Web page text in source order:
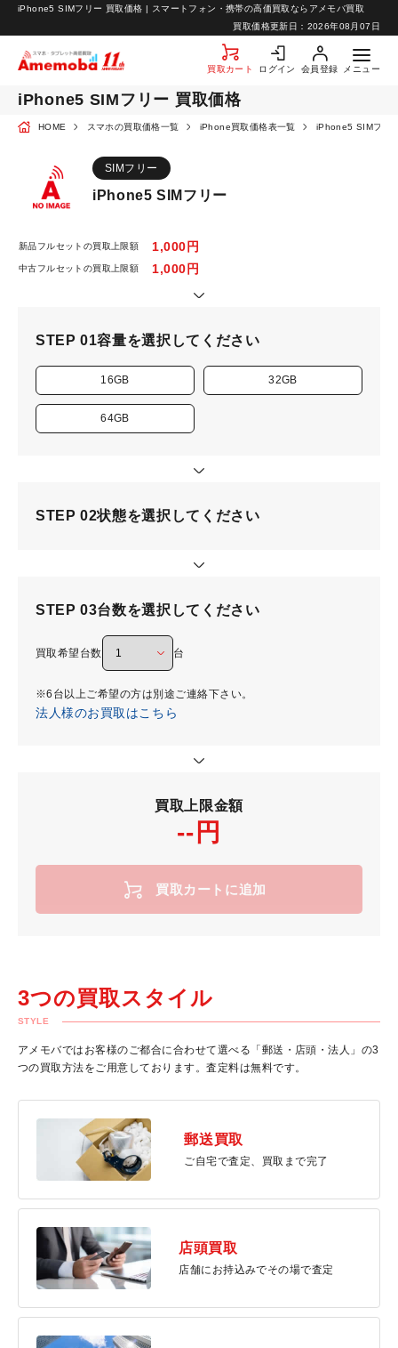
買取価格更新日： 2026年08月07日
iPhone5 SIMフリー 買取価格 | スマートフォン・携帯の高価買取ならアメモバ買取
買取カート ログイン 会員登録 メニュー
お問い合わせ
iPhone5 SIMフリー 買取価格
HOME スマホの買取価格一覧 iPhone買取価格表一覧 iPhone5 SIMフリ
SIMフリー
iPhone5 SIMフリー
新品フルセットの買取上限額 1,000円
中古フルセットの買取上限額 1,000円
STEP 01容量を選択してください
16GB 32GB
64GB
STEP 02状態を選択してください
STEP 03台数を選択してください
買取希望台数 台
※6台以上ご希望の方は別途ご連絡下さい。
法人様のお買取はこちら
買取上限金額
--円
買取カートに追加
3つの買取スタイル
STYLE
アメモバではお客様のご都合に合わせて選べる「郵送・店頭・法人」の3
つの買取方法をご用意しております。査定料は無料です。
郵送買取
ご自宅で査定、買取まで完了
店頭買取
店舗にお持込みでその場で査定